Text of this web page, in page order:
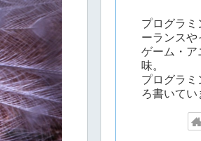
プログラミ
ーランスや
ゲーム・ア
味。
プログラミ
ろ書いてい